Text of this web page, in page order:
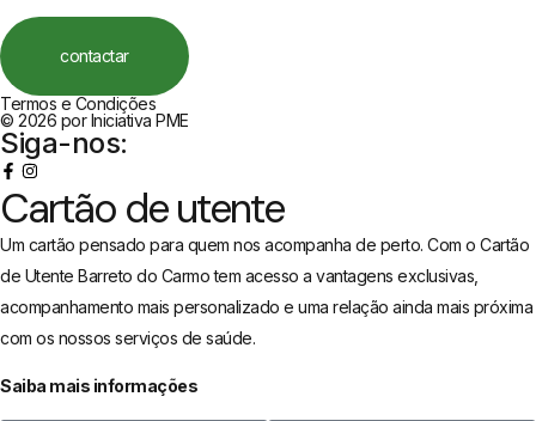
contactar
Termos e Condições
© 2026 por Iniciativa PME
Siga-nos:
Cartão de utente
Um cartão pensado para quem nos acompanha de perto. Com o Cartão
de Utente Barreto do Carmo tem acesso a vantagens exclusivas,
acompanhamento mais personalizado e uma relação ainda mais próxima
com os nossos serviços de saúde.
Saiba mais informações